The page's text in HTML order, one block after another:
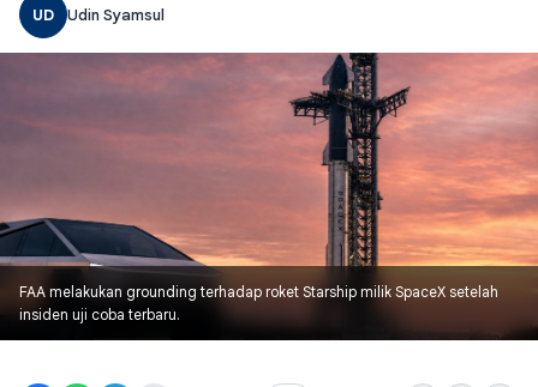
UD Udin Syamsul
FAA melakukan grounding terhadap roket Starship milik SpaceX setelah
insiden uji coba terbaru.